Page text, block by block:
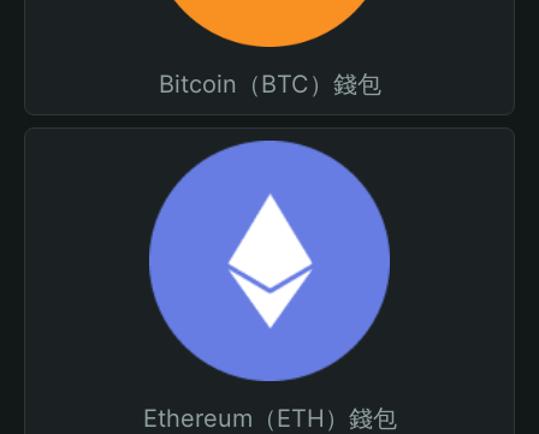
Bitcoin（BTC）錢包
Ethereum（ETH）錢包